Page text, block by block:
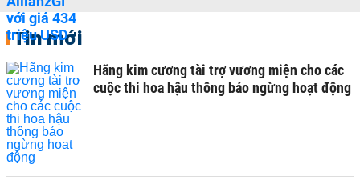
Tin mới
Hãng kim cương tài trợ vương miện cho các
cuộc thi hoa hậu thông báo ngừng hoạt động